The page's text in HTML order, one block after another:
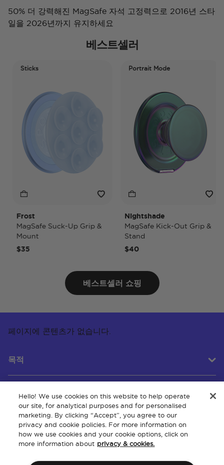
50% 더 강력해진 MagSafe 자석 고정력으로 2016년 스타
일을 2026년까지 유지하세요
베스트셀러
Sticks
Frost
MagSafe Suck-Up Grip &
Mount
$35
Portrait Mode
Nightshade
MagSafe Kick-Out Grip &
Stand
$40
베스트셀러 쇼핑
페이지에 콘텐츠가 없습니다.
목적
고객 서비스
회사 소개
Hello! We use cookies on this website to help operate
our site, for analytical purposes and for personalised
marketing. By clicking “Accept”, you agree to our
privacy and cookie policies. For more information on
how we use cookies and your cookie options, click on
more information about privacy & cookies.